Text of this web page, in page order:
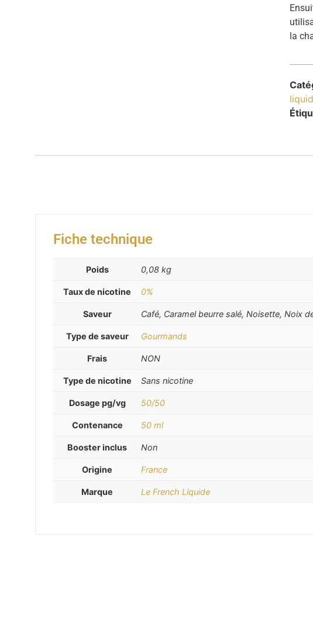
la
Fiche technique
Poids 0,08 kg
Taux de nicotine 0%
Saveur Café, Caramel beurre salé, Noisette, Noix
Type de saveur Gourmands
Frais NON
Type de nicotine Sans nicotine
Dosage pg/vg 50/50
Contenance 50 ml
Booster inclus Non
Origine France
Marque Le French Liquide